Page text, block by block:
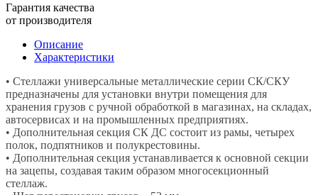
Гарантия качества
от производителя
Описание
Характеристики
• Стеллажи универсальные металлические серии СК/СКУ
предназначены для установки внутри помещения для
хранения грузов с ручной обработкой в магазинах, на складах,
автосервисах и на промышленных предприятиях.
• Дополнительная секция СК ДС состоит из рамы, четырех
полок, подпятников и полукрестовины.
• Дополнительная секция устанавливается к основной секции
на зацепы, создавая таким образом многосекционный
стеллаж.